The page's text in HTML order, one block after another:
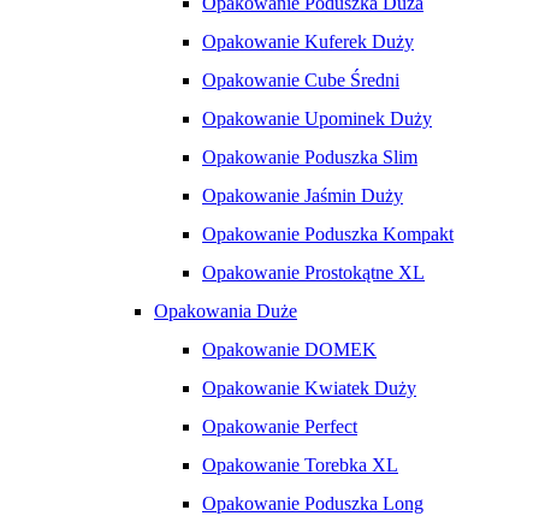
Opakowanie Kuferek Duży
Opakowanie Cube Średni
Opakowanie Upominek Duży
Opakowanie Poduszka Slim
Opakowanie Jaśmin Duży
Opakowanie Poduszka Kompakt
Opakowanie Prostokątne XL
Opakowania Duże
Opakowanie DOMEK
Opakowanie Kwiatek Duży
Opakowanie Perfect
Opakowanie Torebka XL
Opakowanie Poduszka Long